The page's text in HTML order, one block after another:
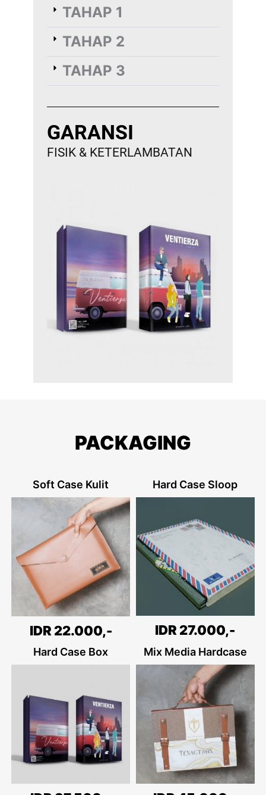
TAHAP 1
TAHAP 2
TAHAP 3
GARANSI
FISIK & KETERLAMBATAN
PACKAGING
Soft Case Kulit
IDR 22.000,-
Hard Case Sloop
IDR 27.000,-
Hard Case Box Mix Media Hardcase